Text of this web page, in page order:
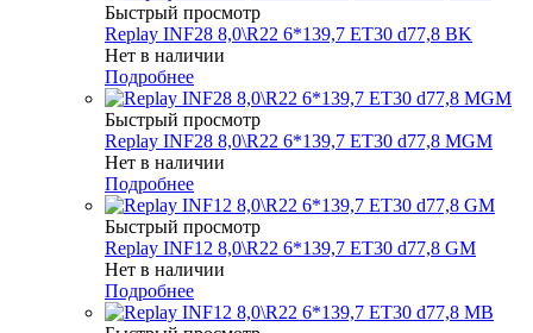
Быстрый просмотр
Replay INF28 8,0\R22 6*139,7 ET30 d77,8 BK
Нет в наличии
Подробнее
Быстрый просмотр
Replay INF28 8,0\R22 6*139,7 ET30 d77,8 MGM
Нет в наличии
Подробнее
Быстрый просмотр
Replay INF12 8,0\R22 6*139,7 ET30 d77,8 GM
Нет в наличии
Подробнее